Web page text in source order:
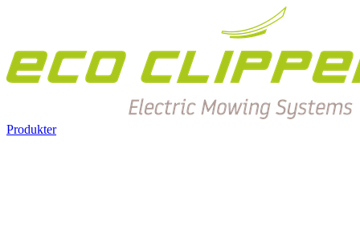
Produkter